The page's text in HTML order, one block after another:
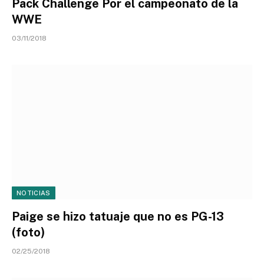
Pack Challenge Por el campeonato de la
WWE
03/11/2018
NOTICIAS
Paige se hizo tatuaje que no es PG-13
(foto)
02/25/2018